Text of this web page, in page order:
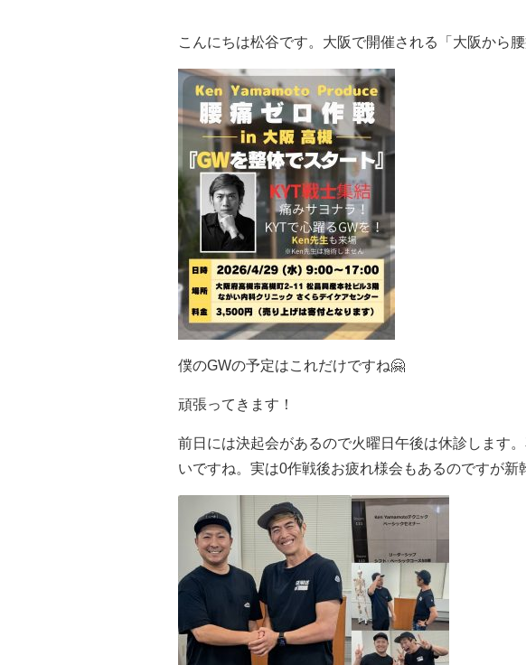
こんにちは松谷です。大阪で開催される「大阪から
僕のGWの予定はこれだけですね🤗
頑張ってきます！
前日には決起会があるので火曜日午後は休診します
いですね。実は0作戦後お疲れ様会もあるのですが新